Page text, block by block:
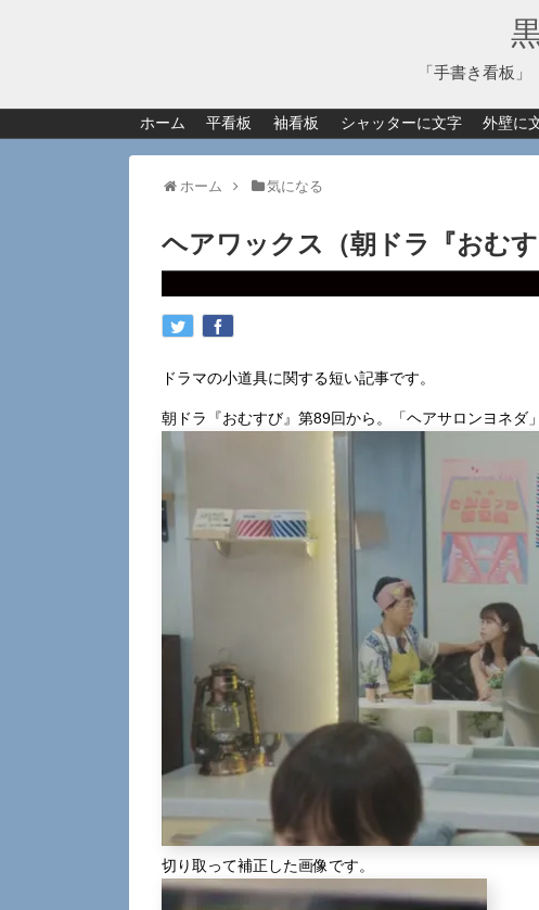
「手書き看板
ホーム 平看板 袖看板 シャッターに文字 外壁に
ホーム 気になる
ヘアワックス（朝ドラ『おむす
ドラマの小道具に関する短い記事です。
朝ドラ『おむすび』第89回から。「ヘアサロンヨネダ
切り取って補正した画像です。